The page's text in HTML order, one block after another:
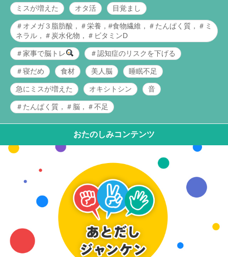
ミスが増えた オタ活 目覚まし
＃オメガ３脂肪酸，＃栄養，#食物繊維，＃たんぱく質，＃ミ
ネラル，＃炭水化物，＃ビタミンD
＃家事で脳トレ ＃認知症のリスクを下げる
＃寝だめ 食材 美人脳 睡眠不足
急にミスが増えた オキシトシン 音
＃たんぱく質，＃脳，＃不足
おたのしみコンテンツ